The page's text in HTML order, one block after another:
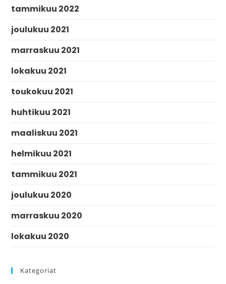
tammikuu 2022
joulukuu 2021
marraskuu 2021
lokakuu 2021
toukokuu 2021
huhtikuu 2021
maaliskuu 2021
helmikuu 2021
tammikuu 2021
joulukuu 2020
marraskuu 2020
lokakuu 2020
Kategoriat